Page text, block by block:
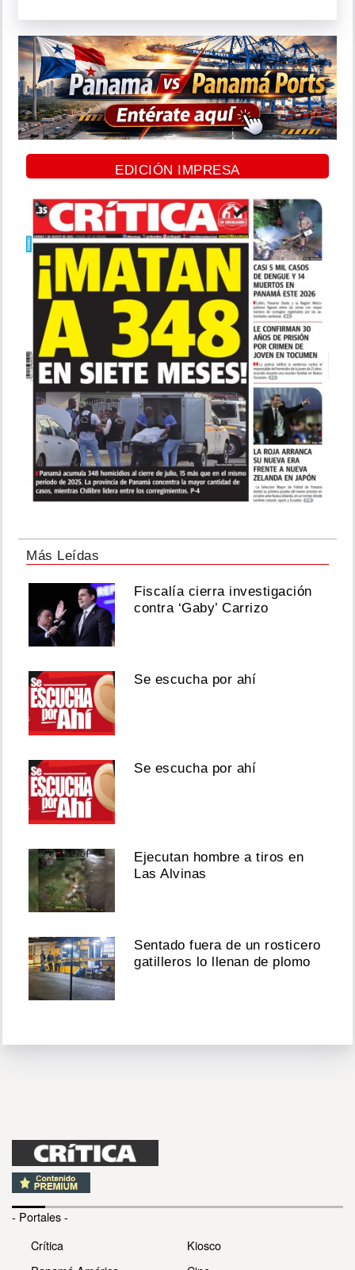
EDICIÓN IMPRESA
Más Leídas
Fiscalía cierra investigación
contra ‘Gaby’ Carrizo
Se escucha por ahí
Se escucha por ahí
Ejecutan hombre a tiros en
Las Alvinas
Sentado fuera de un rosticero
gatilleros lo llenan de plomo
- Portales -
Crítica
Kiosco